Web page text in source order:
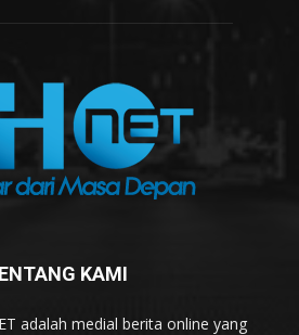
KAMI
adalah medial berita online yang